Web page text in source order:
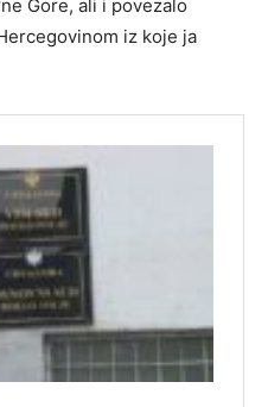
Gore, ali i povezalo
iz koje ja